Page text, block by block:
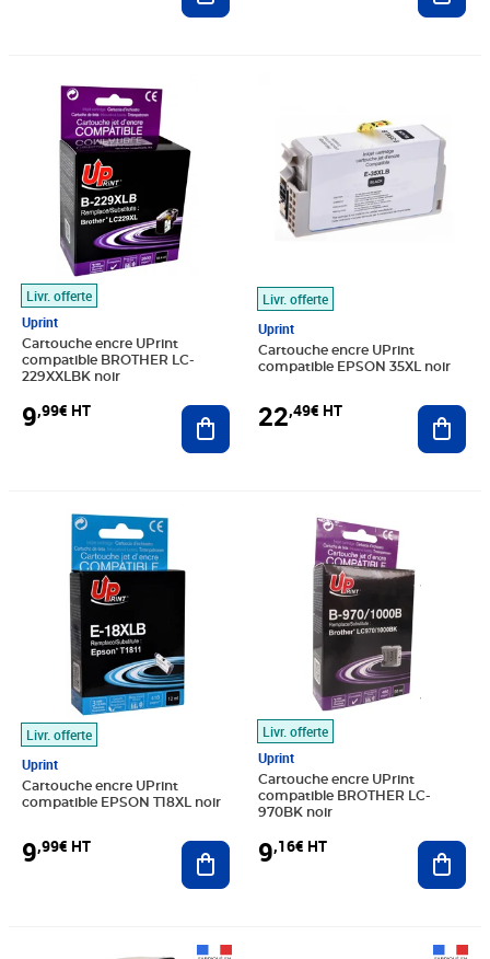
Livr. offerte
Uprint
Cartouche encre UPrint
compatible BROTHER LC-
229XXLBK noir
9,99€ HT
Prix 9,99€ HT
Ajouter au panier
Livr. offerte
Uprint
Cartouche encre UPrint
compatible EPSON 35XL noir
22,49€ HT
Livr. offerte
Uprint
Cartouche encre UPrint
compatible EPSON T18XL noir
9,99€ HT
Prix 9,99€ HT
Ajouter au panier
Livr. offerte
Uprint
Cartouche encre UPrint
compatible BROTHER LC-
970BK noir
9,16€ HT
Prix 9,16€ HT